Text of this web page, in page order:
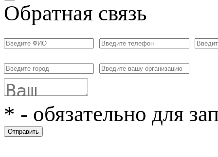
Обратная связь
* - обязательно для
Отправить